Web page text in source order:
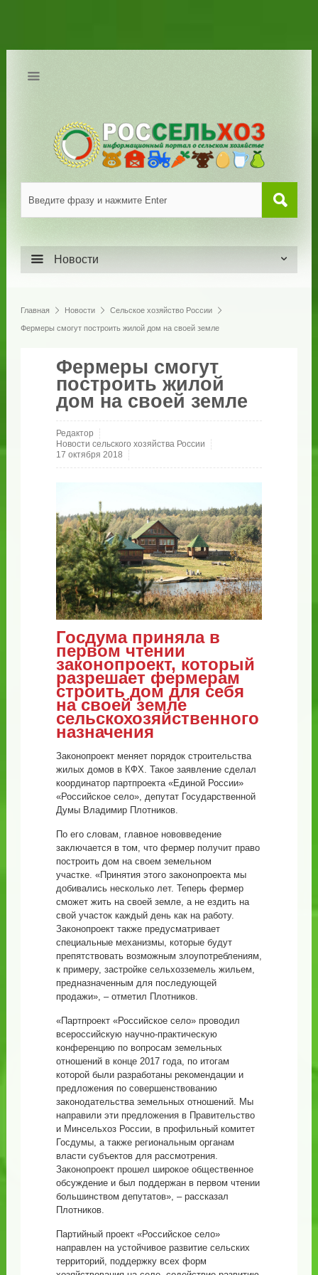
Новости
Главная Новости Сельское хозяйство России
Фермеры смогут построить жилой дом на своей земле
Фермеры смогут
построить жилой
дом на своей земле
Редактор
Новости сельского хозяйства России
17 октября 2018
Госдума приняла в
первом чтении
законопроект, который
разрешает фермерам
строить дом для себя
на своей земле
сельскохозяйственного
назначения
Законопроект меняет порядок строительства
жилых домов в КФХ. Такое заявление сделал
координатор партпроекта «Единой России»
«Российское село», депутат Государственной
Думы Владимир Плотников.
По его словам, главное нововведение
заключается в том, что фермер получит право
построить дом на своем земельном
участке. «Принятия этого законопроекта мы
добивались несколько лет. Теперь фермер
сможет жить на своей земле, а не ездить на
свой участок каждый день как на работу.
Законопроект также предусматривает
специальные механизмы, которые будут
препятствовать возможным злоупотреблениям,
к примеру, застройке сельхозземель жильем,
предназначенным для последующей
продажи», – отметил Плотников.
«Партпроект «Российское село» проводил
всероссийскую научно-практическую
конференцию по вопросам земельных
отношений в конце 2017 года, по итогам
которой были разработаны рекомендации и
предложения по совершенствованию
законодательства земельных отношений. Мы
направили эти предложения в Правительство
и Минсельхоз России, в профильный комитет
Госдумы, а также региональным органам
власти субъектов для рассмотрения.
Законопроект прошел широкое общественное
обсуждение и был поддержан в первом чтении
большинством депутатов», – рассказал
Плотников.
Партийный проект «Российское село»
направлен на устойчивое развитие сельских
территорий, поддержку всех форм